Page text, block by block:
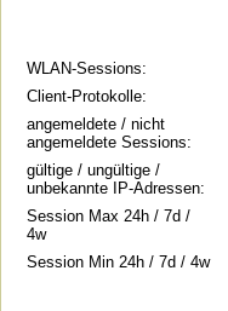
WLAN-Sessions:
Client-Protokolle:
angemeldete / nicht
angemeldete Sessions:
gültige / ungültige /
unbekannte IP-Adressen:
Session Max 24h / 7d /
4w
Session Min 24h / 7d / 4w